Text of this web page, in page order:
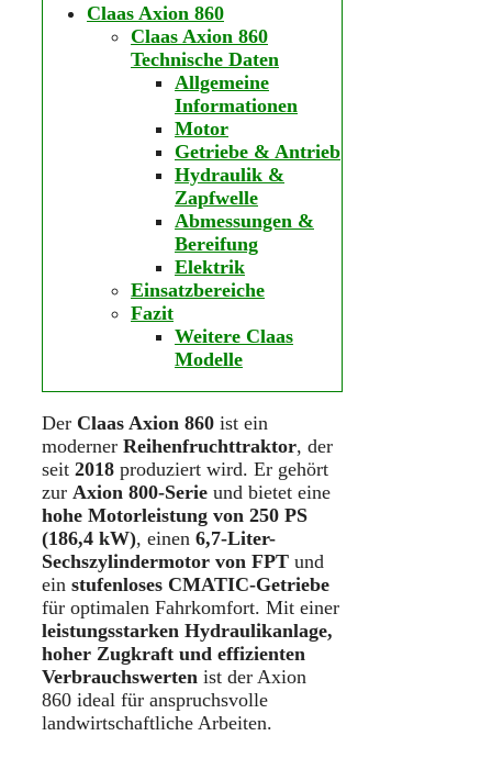
Claas Axion 860
Claas Axion 860
Technische Daten
Allgemeine
Informationen
Motor
Getriebe & Antrieb
Hydraulik &
Zapfwelle
Abmessungen &
Bereifung
Elektrik
Einsatzbereiche
Fazit
Weitere Claas
Modelle
Der Claas Axion 860 ist ein
moderner Reihenfruchttraktor, der
seit 2018 produziert wird. Er gehört
zur Axion 800-Serie und bietet eine
hohe Motorleistung von 250 PS
(186,4 kW), einen 6,7-Liter-
Sechszylindermotor von FPT und
ein stufenloses CMATIC-Getriebe
für optimalen Fahrkomfort. Mit einer
leistungsstarken Hydraulikanlage,
hoher Zugkraft und effizienten
Verbrauchswerten ist der Axion
860 ideal für anspruchsvolle
landwirtschaftliche Arbeiten.